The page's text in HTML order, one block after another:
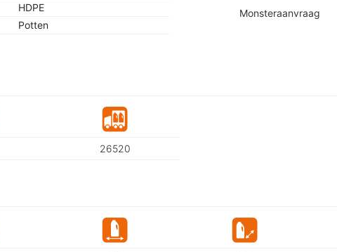
HDPE
Potten
Monsteraanvraag
26520